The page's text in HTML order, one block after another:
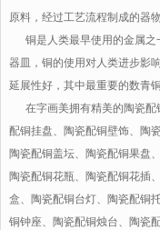
原料，经过工艺流程制成的器
铜是人类最早使用的金属之
器皿，铜的使用对人类进步影
延展性好，其中最重要的数青
在字画美拥有精美的陶瓷配
配铜挂盘、陶瓷配铜壁饰、陶
陶瓷配铜盖坛、陶瓷配铜果盘
陶瓷配铜花瓶、陶瓷配铜花插
盒、陶瓷配铜台灯、陶瓷配铜
铜钟座、陶瓷配铜烛台、陶瓷